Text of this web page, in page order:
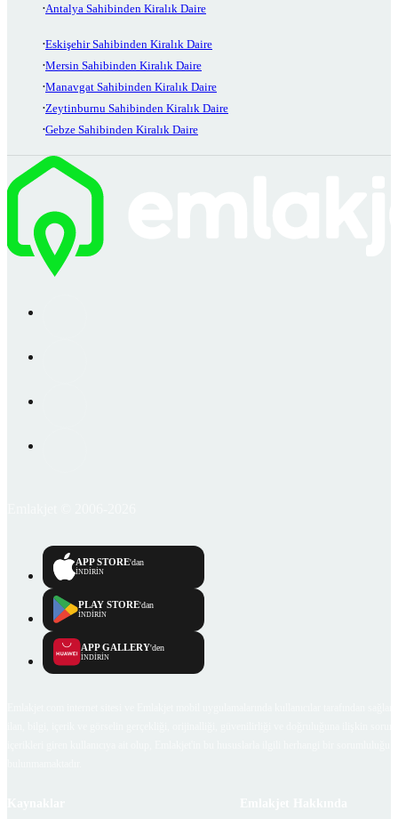
Antalya Sahibinden Kiralık Daire
Eskişehir Sahibinden Kiralık Daire
Mersin Sahibinden Kiralık Daire
Manavgat Sahibinden Kiralık Daire
Zeytinburnu Sahibinden Kiralık Daire
Gebze Sahibinden Kiralık Daire
APP STORE'dan
İNDİRİN
PLAY STORE'dan
İNDİRİN
APP GALLERY'den
İNDİRİN